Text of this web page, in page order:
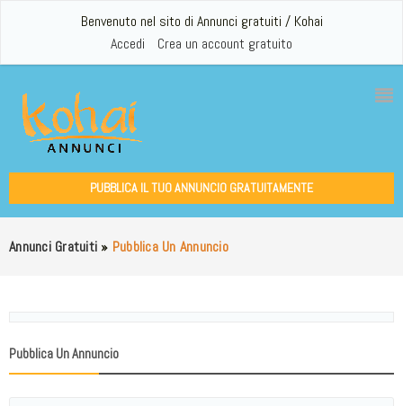
Benvenuto nel sito di Annunci gratuiti / Kohai
Accedi
Crea un account gratuito
PUBBLICA IL TUO ANNUNCIO GRATUITAMENTE
Annunci Gratuiti » Pubblica Un Annuncio
Pubblica Un Annuncio